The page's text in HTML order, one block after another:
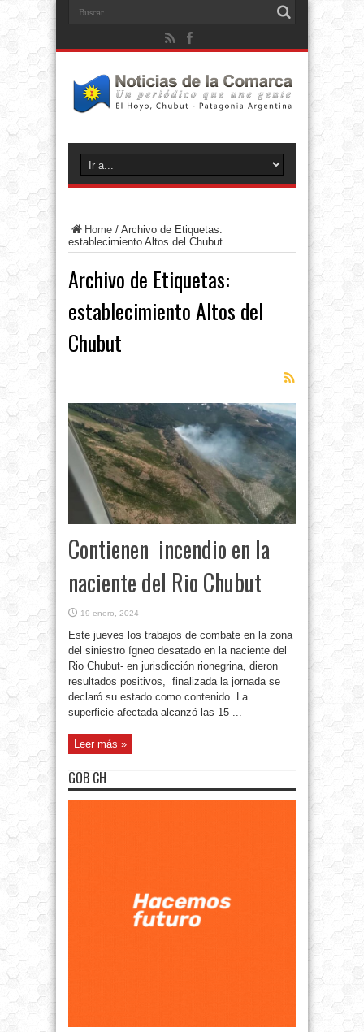
Home / Archivo de Etiquetas:
establecimiento Altos del Chubut
Archivo de Etiquetas:
establecimiento Altos del
Chubut
Contienen incendio en la
naciente del Rio Chubut
19 enero, 2024
Este jueves los trabajos de combate en la zona
del siniestro ígneo desatado en la naciente del
Rio Chubut- en jurisdicción rionegrina, dieron
resultados positivos, finalizada la jornada se
declaró su estado como contenido. La
superficie afectada alcanzó las 15 ...
Leer más »
GOB CH